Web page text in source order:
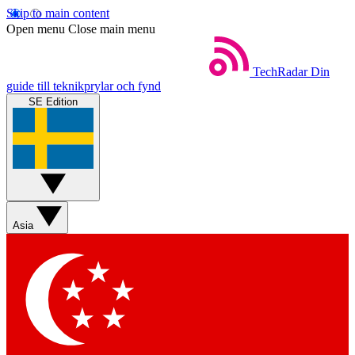
Skip to main content
Open menu Close main menu
TechRadar Din
guide till teknikprylar och fynd
SE Edition
Asia